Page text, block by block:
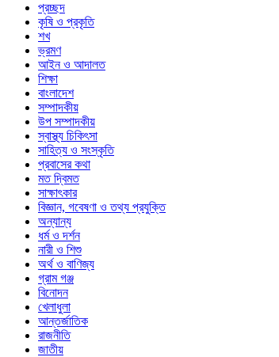
প্রচ্ছদ
কৃষি ও প্রকৃতি
শখ
ভ্রমণ
আইন ও আদালত
শিক্ষা
বাংলাদেশ
সম্পাদকীয়
উপ সম্পাদকীয়
স্বাস্থ্য চিকিৎসা
সাহিত্য ও সংস্কৃতি
প্রবাসের কথা
মত দ্বিমত
সাক্ষাৎকার
বিজ্ঞান, গবেষণা ও তথ্য প্রযুক্তি
অন্যান্য
ধর্ম ও দর্শন
নারী ও শিশু
অর্থ ও বাণিজ্য
গ্রাম গঞ্জ
বিনোদন
খেলাধুলা
আন্তর্জাতিক
রাজনীতি
জাতীয়